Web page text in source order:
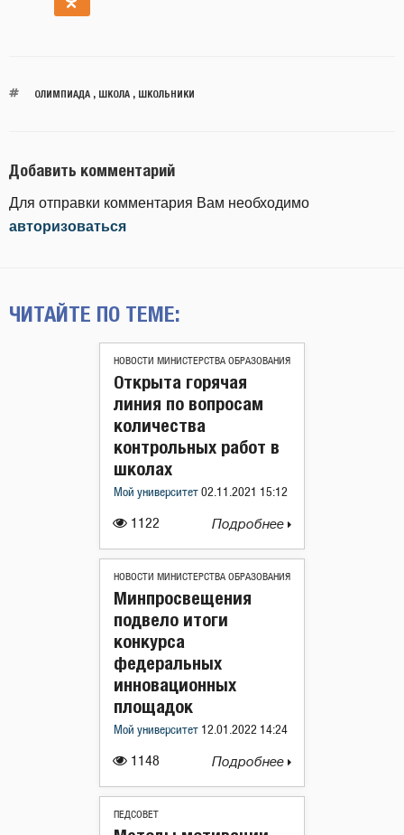
ОЛИМПИАДА, ШКОЛА, ШКОЛЬНИКИ
Добавить комментарий
Для отправки комментария Вам необходимо
авторизоваться
ЧИТАЙТЕ ПО ТЕМЕ:
НОВОСТИ МИНИСТЕРСТВА ОБРАЗОВАНИЯ
1122
Открыта горячая
линия по вопросам
количества
контрольных работ в
школах
Мой университет 02.11.2021 15:12
Подробнее
НОВОСТИ МИНИСТЕРСТВА ОБРАЗОВАНИЯ
1148
Минпросвещения
подвело итоги
конкурса
федеральных
инновационных
площадок
Мой университет 12.01.2022 14:24
Подробнее
ПЕДСОВЕТ